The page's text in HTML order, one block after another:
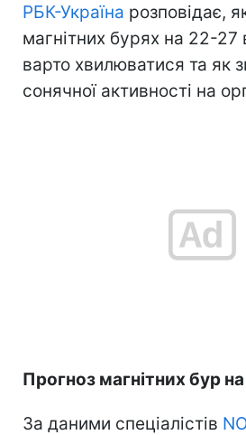
РБК-Україна розповідає,
магнітних бурях на 22-27
варто хвилюватися та як
сонячної активності на
Прогноз магнітних бур
За даними спеціалістів